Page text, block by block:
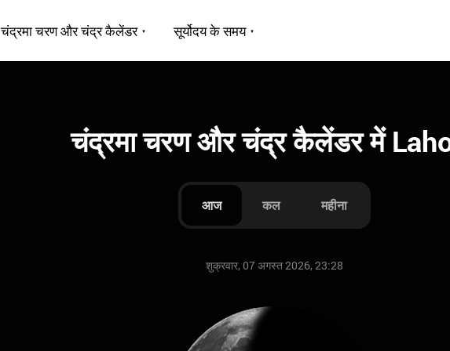
चंद्रमा चरण और चंद्र कैलेंडर सूर्योदय के समय
चंद्रमा चरण और चंद्र कैलेंडर में
आज कल महीना
शुक्रवार, 07 अगस्त 2026, 23:28